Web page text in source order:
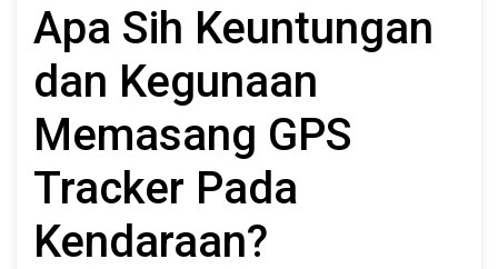
Apa Sih Keuntungan
dan Kegunaan
Memasang GPS
Tracker Pada
Kendaraan?